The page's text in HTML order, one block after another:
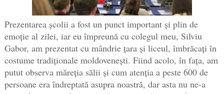
Prezentarea școlii a fost un punct important și plin de
emoție al zilei, iar eu împreună cu colegul meu, Silviu
Gabor, am prezentat cu mândrie țara și liceul, îmbrăcați în
costume tradiționale moldovenești. Fiind acolo, în fața, am
putut observa măreția sălii și cum atenția a peste 600 de
persoane era îndreptată asupra noastră, dar asta nu ne-a